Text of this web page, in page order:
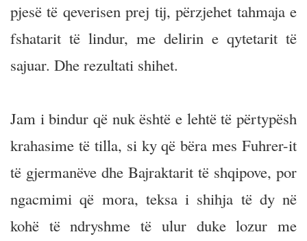
pjesë të qeverisen prej tij, përzjehet tahmaja e
fshatarit të lindur, me delirin e qytetarit të
sajuar. Dhe rezultati shihet.
Jam i bindur që nuk është e lehtë të përtypësh
krahasime të tilla, si ky që bëra mes Fuhrer-it
të gjermanëve dhe Bajraktarit të shqipove, por
ngacmimi që mora, teksa i shihja të dy në
kohë të ndryshme të ulur duke lozur me